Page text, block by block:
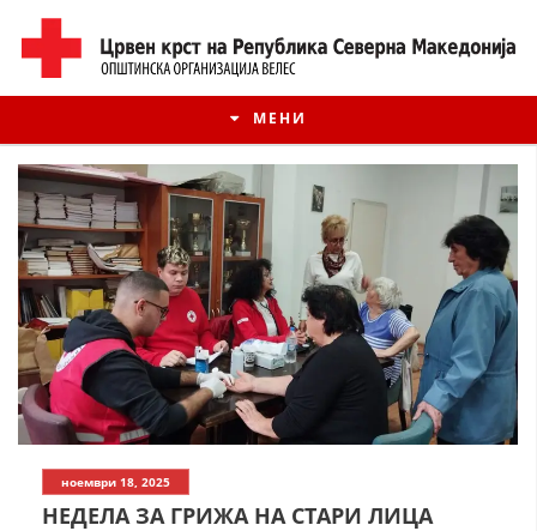
МЕНИ
ИСТОРИЈАТ НА ЦКРМ
ИСТОРИЈАТ НА ДВИЖЕЊЕТО
ноември 18, 2025
НЕДЕЛА ЗА ГРИЖА НА СТАРИ ЛИЦА